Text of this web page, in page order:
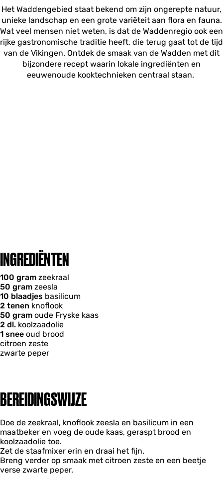
Het Waddengebied staat bekend om zijn ongerepte natuur,
unieke landschap en een grote variëteit aan flora en fauna.
Wat veel mensen niet weten, is dat de Waddenregio ook een
rijke gastronomische traditie heeft, die terug gaat tot de tijd
van de Vikingen. Ontdek de smaak van de Wadden met dit
bijzondere recept waarin lokale ingrediënten en
eeuwenoude kooktechnieken centraal staan.
INGREDIËNTEN
100 gram zeekraal
50 gram zeesla
10 blaadjes basilicum
2 tenen knoflook
50 gram oude Fryske kaas
2 dl. koolzaadolie
1 snee oud brood
citroen zeste
zwarte peper
BEREIDINGSWIJZE
Doe de zeekraal, knoflook zeesla en basilicum in een
maatbeker en voeg de oude kaas, geraspt brood en
koolzaadolie toe.
Zet de staafmixer erin en draai het fijn.
Breng verder op smaak met citroen zeste en een beetje
verse zwarte peper.